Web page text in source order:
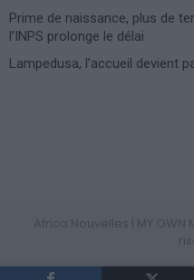
Prime de naissance, plus de
l’INPS prolonge le délai
Lampedusa, l’accueil devient